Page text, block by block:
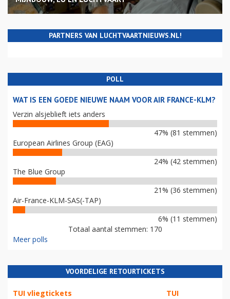
PARTNERS VAN LUCHTVAARTNIEUWS.NL!
POLL
WAT IS EEN GOEDE NIEUWE NAAM VOOR AIR FRANCE-KLM?
Verzin alsjeblieft iets anders
47% (81 stemmen)
European Airlines Group (EAG)
24% (42 stemmen)
The Blue Group
21% (36 stemmen)
Air-France-KLM-SAS(-TAP)
6% (11 stemmen)
Totaal aantal stemmen: 170
Meer polls
VOORDELIGE RETOURTICKETS
TUI vliegtickets TUI